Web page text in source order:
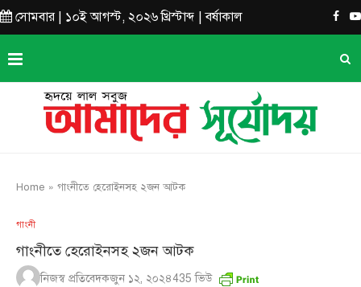
সোমবার | ১০ই আগস্ট, ২০২৬ খ্রিস্টাব্দ | বর্ষাকাল
Home » গাংনীতে হেরোইনসহ ২জন আটক
গাংনী
গাংনীতে হেরোইনসহ ২জন আটক
নিজস্ব প্রতিবেদকজুন ১২, ২০২৪435 ভিউ